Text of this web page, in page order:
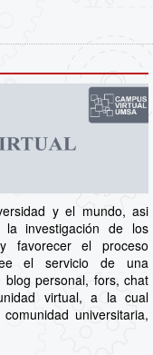
y el mundo, asi
investigación de los
favorecer el proceso
el servicio de una
personal, fors, chat
virtual, a la cual
universitaria,